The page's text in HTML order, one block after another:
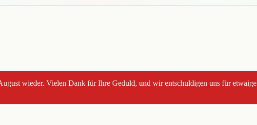
wieder. Vielen Dank für Ihre Geduld, und wir entschuldigen uns für etwaige